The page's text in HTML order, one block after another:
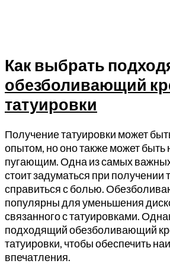
Как выбрать
обезболивающий
татуировки
Получение татуировки может
опытом, но оно также может быть
пугающим. Одна из самых
стоит задуматься при получении
справиться с болью.
популярны для уменьшения
связанного с татуировками.
подходящий обезболивающий
татуировки, чтобы обеспечить
впечатления.